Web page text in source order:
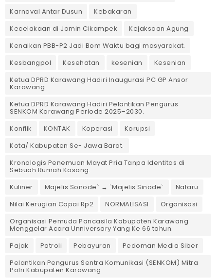
Karnaval Antar Dusun
Kebakaran
Kecelakaan di Jomin Cikampek
Kejaksaan Agung
Kenaikan PBB-P2 Jadi Bom Waktu bagi masyarakat.
Kesbangpol
Kesehatan kesenian
Kesenian
Ketua DPRD Karawang Hadiri Inaugurasi PC GP Ansor
Karawang.
Ketua DPRD Karawang Hadiri Pelantikan Pengurus
SENKOM Karawang Periode 2025–2030. ‎
Konflik
KONTAK Koperasi
Korupsi
Kota/ Kabupaten Se- Jawa Barat.
Kronologis Penemuan Mayat Pria Tanpa Identitas di
Sebuah Rumah Kosong.
Kuliner
Majelis Sonode` → `Majelis Sinode`
Nataru
Nilai Kerugian Capai Rp2
NORMALISASI
Organisasi
Organisasi Pemuda Pancasila Kabupaten Karawang
Menggelar Acara Unniversary Yang Ke 66 tahun.
Pajak
Patroli Pebayuran
Pedoman Media Siber
Pelantikan Pengurus Sentra Komunikasi (SENKOM) Mitra
Polri Kabupaten Karawang